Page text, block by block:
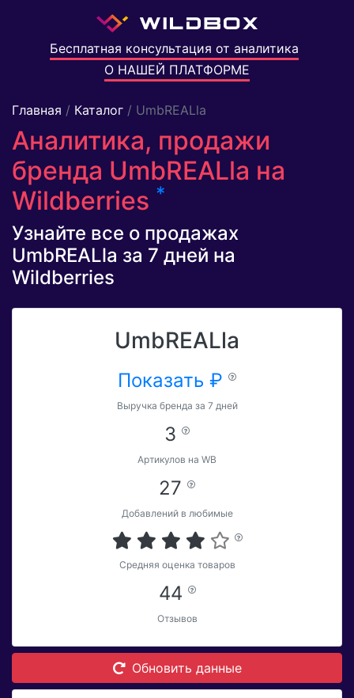
Бесплатная консультация от аналитика
О НАШЕЙ ПЛАТФОРМЕ
Главная / Каталог / UmbREALla
Аналитика, продажи
бренда UmbREALla на
Wildberries *
Узнайте все о продажах
UmbREALla за 7 дней на
Wildberries
UmbREALla
Показать ₽
Выручка бренда за 7 дней
3
Артикулов на WB
27
Добавлений в любимые
Средняя оценка товаров
44
Отзывов
Обновить данные